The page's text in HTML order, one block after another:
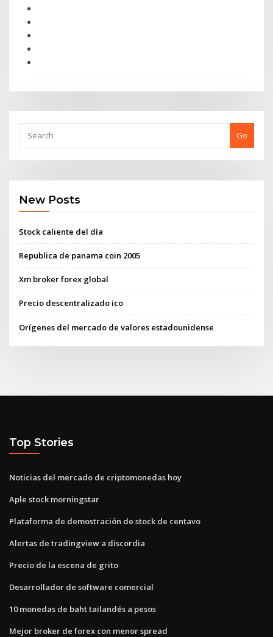
Go
New Posts
Stock caliente del día
Republica de panama coin 2005
Xm broker forex global
Precio descentralizado ico
Orígenes del mercado de valores estadounidense
Top Stories
Noticias del mercado de criptomonedas hoy
Aple stock morningstar
Plataforma de demostración de stock de centavo
Alertas de tradingview a discordia
Precio de la escena de grito
Desarrollador de software comercial
10 monedas de baht tailandés a pesos
Mejor broker de forex con menor spread